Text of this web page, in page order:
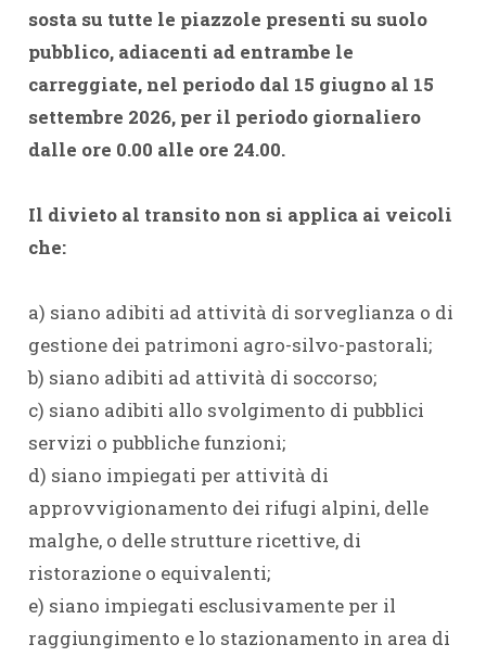
sosta su tutte le piazzole presenti su suolo
pubblico, adiacenti ad entrambe le
carreggiate, nel periodo dal 15 giugno al 15
settembre 2026, per il periodo giornaliero
dalle ore 0.00 alle ore 24.00.
Il divieto al transito non si applica ai veicoli
che:
a) siano adibiti ad attività di sorveglianza o di
gestione dei patrimoni agro-silvo-pastorali;
b) siano adibiti ad attività di soccorso;
c) siano adibiti allo svolgimento di pubblici
servizi o pubbliche funzioni;
d) siano impiegati per attività di
approvvigionamento dei rifugi alpini, delle
malghe, o delle strutture ricettive, di
ristorazione o equivalenti;
e) siano impiegati esclusivamente per il
raggiungimento e lo stazionamento in area di